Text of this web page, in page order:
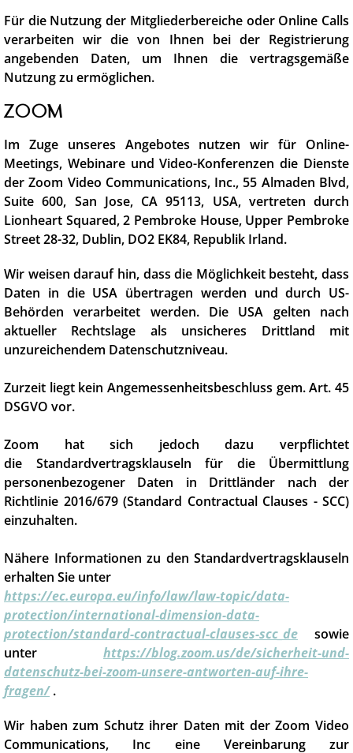
Für die Nutzung der Mitgliederbereiche oder Online Calls
verarbeiten wir die von Ihnen bei der Registrierung
angebenden Daten, um Ihnen die vertragsgemäße
Nutzung zu ermöglichen.
Zoom
Im Zuge unseres Angebotes nutzen wir für Online-
Meetings, Webinare und Video-Konferenzen die Dienste
der Zoom Video Communications, Inc., 55 Almaden Blvd,
Suite 600, San Jose, CA 95113, USA, vertreten durch
Lionheart Squared, 2 Pembroke House, Upper Pembroke
Street 28-32, Dublin, DO2 EK84, Republik Irland.
Wir weisen darauf hin, dass die Möglichkeit besteht, dass
Daten in die USA übertragen werden und durch US-
Behörden verarbeitet werden. Die USA gelten nach
aktueller Rechtslage als unsicheres Drittland mit
unzureichendem Datenschutzniveau.
Zurzeit liegt kein Angemessenheitsbeschluss gem. Art. 45
DSGVO vor.
Zoom hat sich jedoch dazu verpflichtet
die Standardvertragsklauseln für die Übermittlung
personenbezogener Daten in Drittländer nach der
Richtlinie 2016/679 (Standard Contractual Clauses - SCC)
einzuhalten.
Nähere Informationen zu den Standardvertragsklauseln
erhalten Sie unter
https://ec.europa.eu/info/law/law-topic/data-
protection/international-dimension-data-
protection/standard-contractual-clauses-scc_de sowie
unter https://blog.zoom.us/de/sicherheit-und-
datenschutz-bei-zoom-unsere-antworten-auf-ihre-
fragen/.
Wir haben zum Schutz ihrer Daten mit der Zoom Video
Communications, Inc eine Vereinbarung zur